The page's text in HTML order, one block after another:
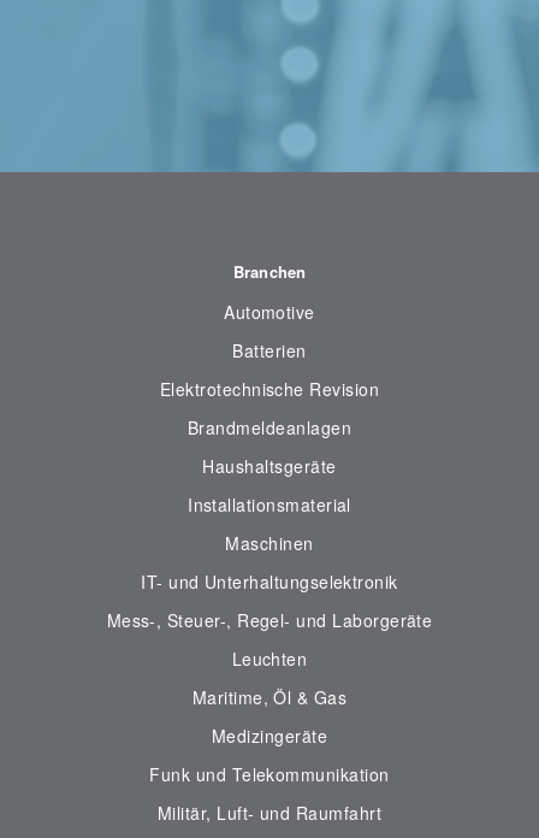
Branchen
Automotive
Batterien
Elektrotechnische Revision
Brandmeldeanlagen
Haushaltsgeräte
Installationsmaterial
Maschinen
IT- und Unterhaltungselektronik
Mess-, Steuer-, Regel- und Laborgeräte
Leuchten
Maritime, Öl & Gas
Medizingeräte
Funk und Telekommunikation
Militär, Luft- und Raumfahrt